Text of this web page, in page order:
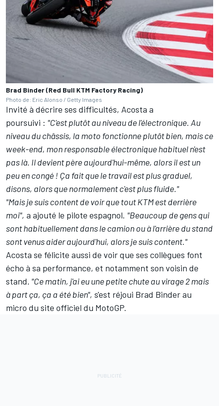
Brad Binder (Red Bull KTM Factory Racing)
Photo de: Eric Alonso / Getty Images
Invité à décrire ses difficultés, Acosta a
poursuivi : "C'est plutôt au niveau de l'électronique. Au
niveau du châssis, la moto fonctionne plutôt bien, mais ce
week-end, mon responsable électronique habituel n'est
pas là. Il devient père aujourd'hui-même, alors il est un
peu en congé! Ça fait que le travail est plus graduel,
disons, alors que normalement c'est plus fluide."
"Mais je suis content de voir que tout KTM est derrière
moi", a ajouté le pilote espagnol. "Beaucoup de gens qui
sont habituellement dans le camion ou à l'arrière du stand
sont venus aider aujourd'hui, alors je suis content."
Acosta se félicite aussi de voir que ses collègues font
écho à sa performance, et notamment son voisin de
stand. "Ce matin, j'ai eu une petite chute au virage 2 mais
à part ça, ça a été bien", s'est réjoui Brad Binder au
micro du site officiel du MotoGP.